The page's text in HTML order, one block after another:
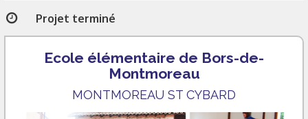
Projet terminé
Ecole élémentaire de Bors-de-
Montmoreau
MONTMOREAU ST CYBARD